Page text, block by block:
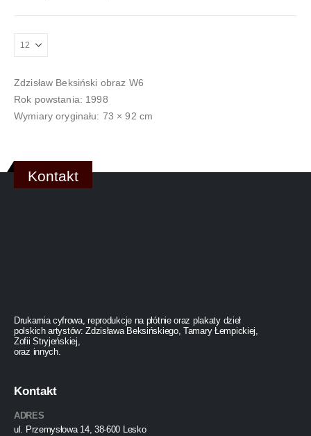
Zdzisław Beksiński obraz W6
Rok powstania: 1998
Wymiary oryginału: 73 × 92 cm
Kontakt
Drukarnia cyfrowa, reprodukcje na płótnie oraz plakaty dzieł
polskich artystów: Zdzisława Beksińskiego, Tamary Łempickiej,
Zofii Stryjeńskiej,
oraz innych.
Kontakt
ADRES
ul. Przemysłowa 14, 38-600 Lesko